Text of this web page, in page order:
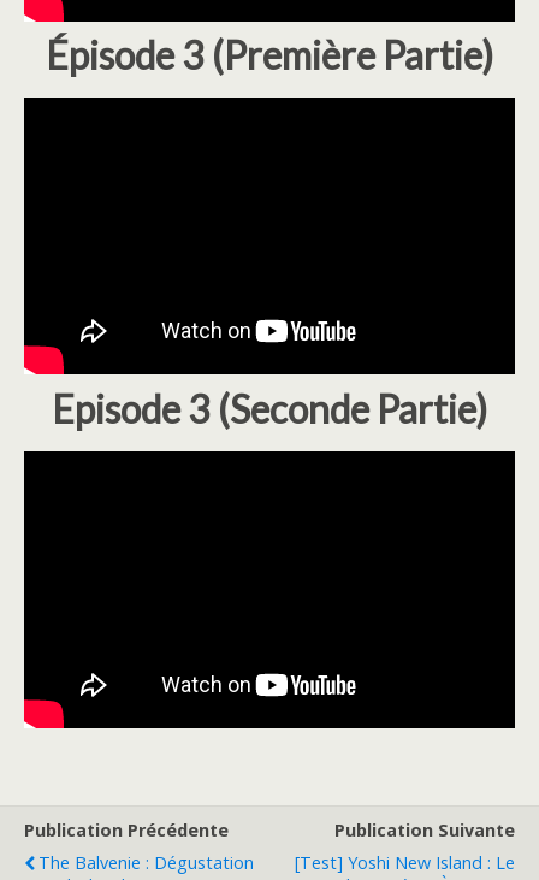
Épisode 3 (Première Partie)
Episode 3 (Seconde Partie)
Publication Précédente
The Balvenie : Dégustation
Publication Suivante
[Test] Yoshi New Island : Le